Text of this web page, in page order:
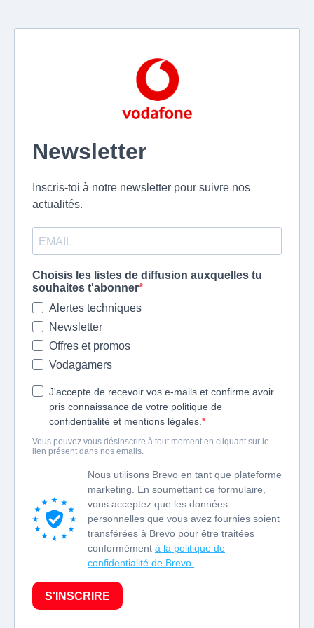
Newsletter
Inscris-toi à notre newsletter pour suivre nos
actualités.
Choisis les listes de diffusion auxquelles tu
souhaites t'abonner
Alertes techniques
Newsletter
Offres et promos
Vodagamers
J'accepte de recevoir vos e-mails et confirme avoir
pris connaissance de votre politique de
confidentialité et mentions légales.
Vous pouvez vous désinscrire à tout moment en cliquant sur le
lien présent dans nos emails.
Nous utilisons Brevo en tant que plateforme
marketing. En soumettant ce formulaire,
vous acceptez que les données
personnelles que vous avez fournies soient
transférées à Brevo pour être traitées
conformément à la politique de
confidentialité de Brevo.
S'INSCRIRE